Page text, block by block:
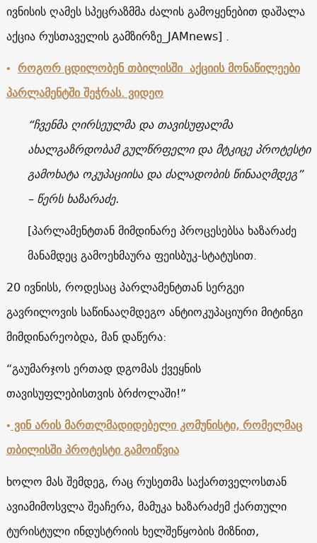
ივნისის ღამეს სპეცრაზმმა ძალის გამოყენებით დაშალა
აქცია რუსთაველის გამზირზე_JAMnews] .
• როგორ ცდილობენ თბილისში აქციის მონაწილეები
პარლამენტში შეჭრას. ვიდეო
“ჩვენმა ღირსეულმა და თავისუფალმა
ახალგაზრდობამ გულწრფელი და მტკიცე პროტესტი
გამოხატა ოკუპაციისა და ძალადობის წინააღმდეგ”
– წერს ხაზარაძე.
[პარლამენტთან მიმდინარე პროცესებსა ხაზარაძე
მანამდეც გამოეხმაურა ფეისბუკ-სტატუსით.
20 ივნისს, როდესაც პარლამენტთან სერგეი
გავრილოვის საწინააღმდეგო ანტიოკუპაციური მიტინგი
მიმდინარეობდა, მან დაწერა:
“გაუმარჯოს ერთად დგომას ქვეყნის
თავისუფლებისთვის ბრძოლაში!”
•ვინ არის მართლმადიდებელი კომუნისტი, რომელმაც
თბილისში პროტესტი გამოიწვია
ხოლო მას შემდეგ, რაც რუსეთმა საქართველოსთან
ავიამიმოსვლა შეაჩერა, მამუკა ხაზარაძემ ქართული
ტურისტული ინდუსტრიის ხელშეწყობის მიზნით,